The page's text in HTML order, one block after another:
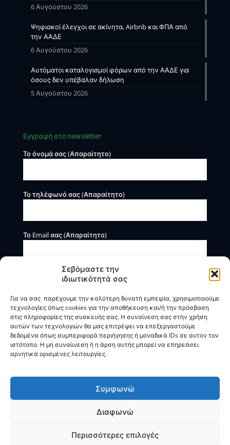
Σεβόμαστε την
ιδιωτικότητά σας
Για να σας παρέχουμε την καλύτερη δυνατή εμπειρία, χρησιμοποιούμε
τεχνολογίες όπως cookies για την αποθήκευση και/ή την πρόσβαση
στις πληροφορίες της συσκευής σας. Η συναίνεση σας στην χρήση
αυτών των τεχνολογιών θα μας επιτρέψει να επεξεργαστούμε
δεδομένα όπως συμπεριφορά περιήγησης ή μοναδικά IDs σε αυτον τον
ιστότοπο. Η μη συναίινεση ή η άρση αυτής μπορεί να επηρεάσει
αρνητικά ορισμένες λειτουργίες.
Συμφωνώ
Διαφωνώ
Περισσότερες επιλογές
6 Αυγούστου 2026
Ψηφιακοί έλεγχοι σε ακίνητα, Airbnb και ΦΠΑ από
την ΑΑΔΕ
6 Αυγούστου 2026
Αυτόματοι καταλογισμοί φόρων από την ΑΑΔΕ για
όσους δεν υπέβαλαν δήλωση
5 Αυγούστου 2026
Εγγραφή στο newsletter
Το όνομά σας (Απαραίτητο)
Το τηλέφωνό σας (Απαραίτητο)
Το Email σας (Απαραίτητο)
Η BOXmind παρέχει πληροφοριακές και συμβουλευτικές
υπηρεσίες. Δεν προσφέρει υπηρεσίες ρύθμισης ή
διαγραφής οφειλών.
byVNG